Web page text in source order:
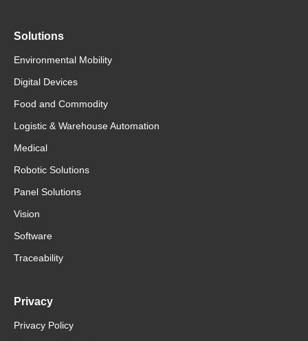
Solutions
Environmental Mobility
Digital Devices
Food and Commodity
Logistic & Warehouse Automation
Medical
Robotic Solutions
Panel Solutions
Vision
Software
Traceability
Privacy
Privacy Policy